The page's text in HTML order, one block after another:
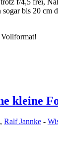
sogar bis 20 cm
kleine
Ralf Jannke -